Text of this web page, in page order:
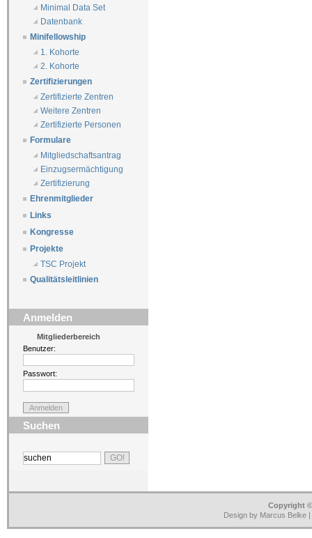
Minimal Data Set
Datenbank
Minifellowship
1. Kohorte
2. Kohorte
Zertifizierungen
Zertifizierte Zentren
Weitere Zentren
Zertifizierte Personen
Formulare
Mitgliedschaftsantrag
Einzugsermächtigung
Zertifizierung
Ehrenmitglieder
Links
Kongresse
Projekte
TSC Projekt
Qualitätsleitlinien
Anmelden
Mitgliederbereich
Benutzer:
Passwort:
Suchen
Copyright
Design by Marcus Belke